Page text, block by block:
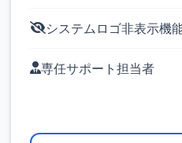
システムロゴ非表示機
専任サポート担当者